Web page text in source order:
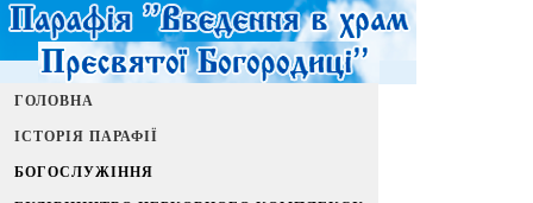
ГОЛОВНА
ІСТОРІЯ ПАРАФІЇ
БОГОСЛУЖІННЯ